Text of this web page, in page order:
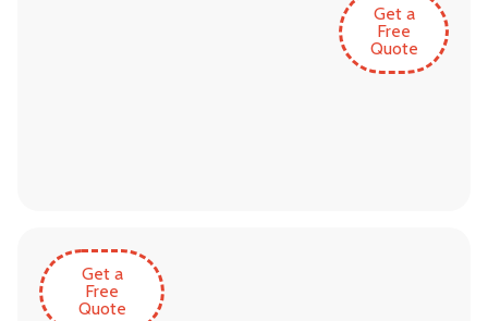
Get a
Free
Quote
Get a
Free
Quote